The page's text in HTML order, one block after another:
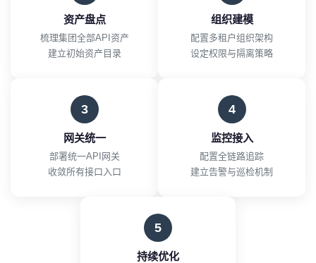
资产盘点
梳理集团全部API资产
建立初始资产目录
组织建模
配置多租户组织架构
设定权限与隔离策略
3
网关统一
部署统一API网关
收敛所有接口入口
4
监控接入
配置全链路追踪
建立告警与巡检机制
5
持续优化